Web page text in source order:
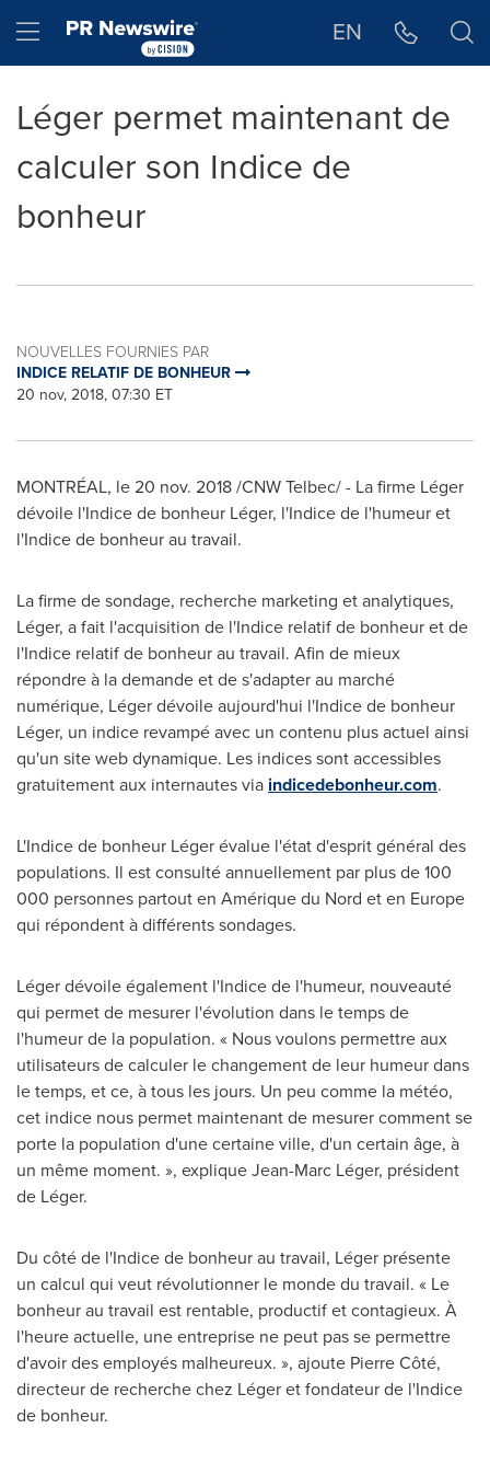
Hamburger menu EN
Léger permet maintenant de
calculer son Indice de
bonheur
NOUVELLES FOURNIES PAR
INDICE RELATIF DE BONHEUR
20 nov, 2018, 07:30 ET
MONTRÉAL, le20 nov. 2018/CNW Telbec/ - La firme Léger
dévoile l'Indice de bonheur Léger, l'Indice de l'humeur et
l'Indice de bonheur au travail.
La firme de sondage, recherche marketing et analytiques,
Léger, a fait l'acquisition de l'Indice relatif de bonheur et de
l'Indice relatif de bonheur au travail. Afin de mieux
répondre à la demande et de s'adapter au marché
numérique, Léger dévoile aujourd'hui l'Indice de bonheur
Léger, un indice revampé avec un contenu plus actuel ainsi
qu'un site web dynamique. Les indices sont accessibles
gratuitement aux internautes via indicedebonheur.com.
L'Indice de bonheur Léger évalue l'état d'esprit général des
populations. Il est consulté annuellement par plus de 100
000 personnes partout en Amérique du Nord et en Europe
qui répondent à différents sondages.
Léger dévoile également l'Indice de l'humeur, nouveauté
qui permet de mesurer l'évolution dans le temps de
l'humeur de la population. « Nous voulons permettre aux
utilisateurs de calculer le changement de leur humeur dans
le temps, et ce, à tous les jours. Un peu comme la météo,
cet indice nous permet maintenant de mesurer comment se
porte la population d'une certaine ville, d'un certain âge, à
un même moment. », explique Jean-Marc Léger, président
de Léger.
Du côté de l'Indice de bonheur au travail, Léger présente
un calcul qui veut révolutionner le monde du travail. « Le
bonheur au travail est rentable, productif et contagieux. À
l'heure actuelle, une entreprise ne peut pas se permettre
d'avoir des employés malheureux. », ajoute Pierre Côté,
directeur de recherche chez Léger et fondateur de l'Indice
de bonheur.